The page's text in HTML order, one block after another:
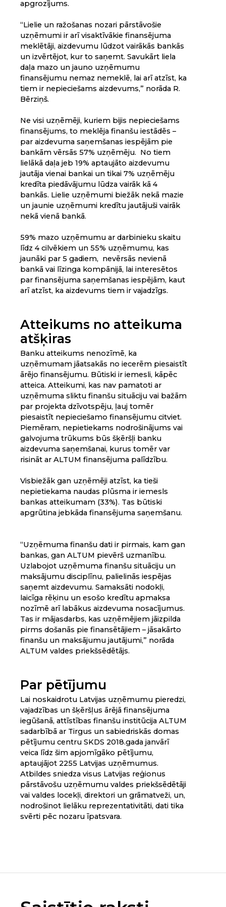
apgrozījums.
“Lielie un ražošanas nozari pārstāvošie
uzņēmumi ir arī visaktīvākie finansējuma
meklētāji, aizdevumu lūdzot vairākās bankās
un izvērtējot, kur to saņemt. Savukārt liela
daļa mazo un jauno uzņēmumu
finansējumu nemaz nemeklē, lai arī atzīst, ka
tiem ir nepieciešams aizdevums,” norāda R.
Bērziņš.
Ne visi uzņēmēji, kuriem bijis nepieciešams
finansējums, to meklēja finanšu iestādēs –
par aizdevuma saņemšanas iespējām pie
bankām vērsās 57% uzņēmēju. No tiem
lielākā daļa jeb 19% aptaujāto aizdevumu
jautāja vienai bankai un tikai 7% uzņēmēju
kredīta piedāvājumu lūdza vairāk kā 4
bankās. Lielie uzņēmumi biežāk nekā mazie
un jaunie uzņēmumi kredītu jautājuši vairāk
nekā vienā bankā.
59% mazo uzņēmumu ar darbinieku skaitu
līdz 4 cilvēkiem un 55% uzņēmumu, kas
jaunāki par 5 gadiem, nevērsās nevienā
bankā vai līzinga kompānijā, lai interesētos
par finansējuma saņemšanas iespējām, kaut
arī atzīst, ka aizdevums tiem ir vajadzīgs.
Atteikums no atteikuma
atšķiras
Banku atteikums nenozīmē, ka
uzņēmumam jāatsakās no iecerēm piesaistīt
ārējo finansējumu. Būtiski ir iemesli, kāpēc
atteica. Atteikumi, kas nav pamatoti ar
uzņēmuma sliktu finanšu situāciju vai bažām
par projekta dzīvotspēju, ļauj tomēr
piesaistīt nepieciešamo finansējumu citviet.
Piemēram, nepietiekams nodrošinājums vai
galvojuma trūkums būs šķēršļi banku
aizdevuma saņemšanai, kurus tomēr var
risināt ar ALTUM finansējuma palīdzību.
Visbiežāk gan uzņēmēji atzīst, ka tieši
nepietiekama naudas plūsma ir iemesls
bankas atteikumam (33%). Tas būtiski
apgrūtina jebkāda finansējuma saņemšanu.
“Uzņēmuma finanšu dati ir pirmais, kam gan
bankas, gan ALTUM pievērš uzmanību.
Uzlabojot uzņēmuma finanšu situāciju un
maksājumu disciplīnu, palielinās iespējas
saņemt aizdevumu. Samaksāti nodokļi,
laicīga rēķinu un esošo kredītu apmaksa
nozīmē arī labākus aizdevuma nosacījumus.
Tas ir mājasdarbs, kas uzņēmējiem jāizpilda
pirms došanās pie finansētājiem – jāsakārto
finanšu un maksājumu jautājumi,” norāda
ALTUM valdes priekšsēdētājs.
Par pētījumu
Lai noskaidrotu Latvijas uzņēmumu pieredzi,
vajadzības un šķēršļus ārējā finansējuma
iegūšanā, attīstības finanšu institūcija ALTUM
sadarbībā ar Tirgus un sabiedriskās domas
pētījumu centru SKDS 2018.gada janvārī
veica līdz šim apjomīgāko pētījumu,
aptaujājot 2255 Latvijas uzņēmumus.
Atbildes sniedza visus Latvijas reģionus
pārstāvošu uzņēmumu valdes priekšsēdētāji
vai valdes locekļi, direktori un grāmatveži, un,
nodrošinot lielāku reprezentativitāti, dati tika
svērti pēc nozaru īpatsvara.